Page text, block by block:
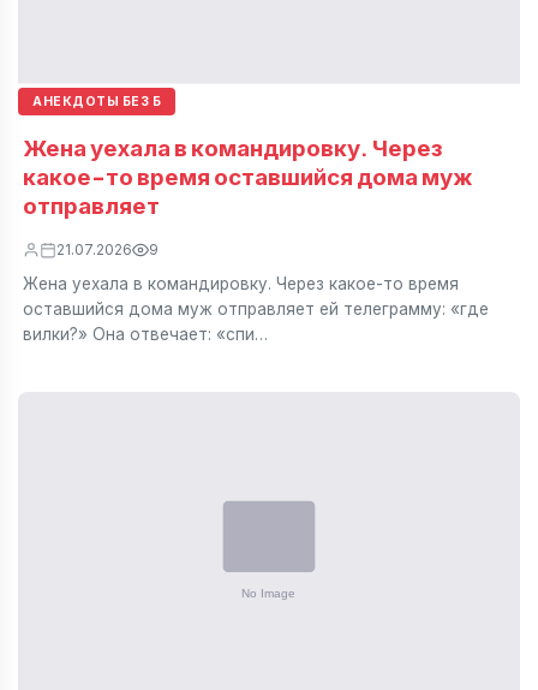
АНЕКДОТЫ БЕЗ Б
Жена уехала в командировку. Через
какое-то время оставшийся дома муж
отправляет
21.07.2026 9
Жена уехала в командировку. Через какое-то время
оставшийся дома муж отправляет ей телеграмму: «где
вилки?» Она отвечает: «спи…